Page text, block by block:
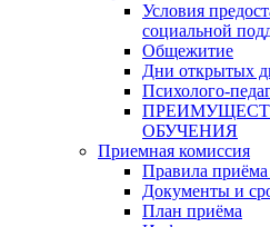
Условия
социальной
Общежитие
Дни открытых
Психолого-
ОБУЧЕНИЯ
Приемная комиссия
Правила приёма
Документы и
План приёма